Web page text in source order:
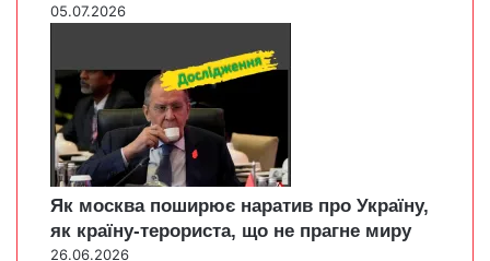
05.07.2026
Як москва поширює наратив про Україну,
як країну-терориста, що не прагне миру
26.06.2026